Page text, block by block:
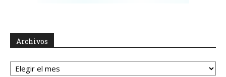
Archivos
Archivos